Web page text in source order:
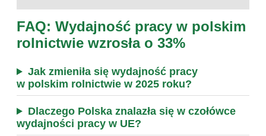
FAQ: Wydajność pracy w polskim
rolnictwie wzrosła o 33%
Jak zmieniła się wydajność pracy
w polskim rolnictwie w 2025 roku?
Dlaczego Polska znalazła się w czołówce
wydajności pracy w UE?